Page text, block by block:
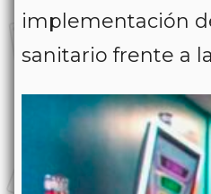
implementación
sanitario frente a la